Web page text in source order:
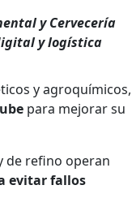
y Cervecería
y logística
y agroquímicos,
para mejorar su
de refino operan
evitar fallos